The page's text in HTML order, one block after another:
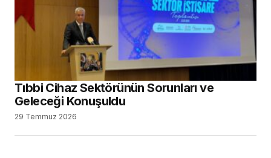
Tıbbi Cihaz Sektörünün Sorunları ve
Geleceği Konuşuldu
29 Temmuz 2026